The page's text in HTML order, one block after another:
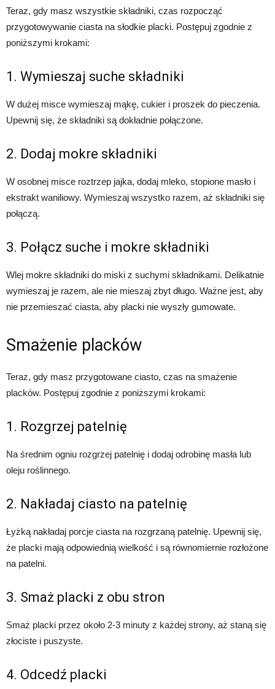
Teraz, gdy masz wszystkie składniki, czas rozpocząć
przygotowywanie ciasta na słodkie placki. Postępuj zgodnie z
poniższymi krokami:
1. Wymieszaj suche składniki
W dużej misce wymieszaj mąkę, cukier i proszek do pieczenia.
Upewnij się, że składniki są dokładnie połączone.
2. Dodaj mokre składniki
W osobnej misce roztrzep jajka, dodaj mleko, stopione masło i
ekstrakt waniliowy. Wymieszaj wszystko razem, aż składniki się
połączą.
3. Połącz suche i mokre składniki
Wlej mokre składniki do miski z suchymi składnikami. Delikatnie
wymieszaj je razem, ale nie mieszaj zbyt długo. Ważne jest, aby
nie przemieszać ciasta, aby placki nie wyszły gumowate.
Smażenie placków
Teraz, gdy masz przygotowane ciasto, czas na smażenie
placków. Postępuj zgodnie z poniższymi krokami:
1. Rozgrzej patelnię
Na średnim ogniu rozgrzej patelnię i dodaj odrobinę masła lub
oleju roślinnego.
2. Nakładaj ciasto na patelnię
Łyżką nakładaj porcje ciasta na rozgrzaną patelnię. Upewnij się,
że placki mają odpowiednią wielkość i są równomiernie rozłożone
na patelni.
3. Smaż placki z obu stron
Smaż placki przez około 2-3 minuty z każdej strony, aż staną się
złociste i puszyste.
4. Odcedź placki